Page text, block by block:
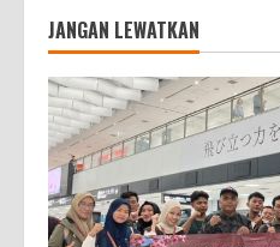
JANGAN LEWATKAN